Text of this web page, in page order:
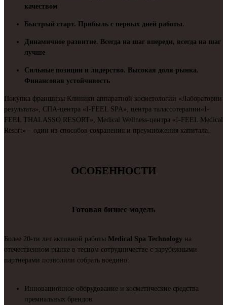
качеством
Быстрый старт. Прибыль с первых дней работы.
Динамичное развитие. Всегда на шаг впереди, всегда на шаг
лучше
Сильные позиции и лидерство. Высокая доля рынка.
Финансовая устойчивость
Покупка франшизы Клиники аппаратной косметологии «Лаборатории
результата», СПА-центра «I-FEEL SPA», центра талассотерапии«I-
FEEL THALASSO RESORT», Medical Wellness-центра «I-FEEL Medical
Resort» – один из способов сохранения и преумножения капитала.
ОСОБЕННОСТИ
Готовая бизнес модель
Более 20-ти лет активной работы Medical Spa Technology на
отечественном рынке в тесном сотрудничестве с зарубежными
партнерами позволили собрать воедино:
Инновационное оборудование и косметические средства
премиальных брендов